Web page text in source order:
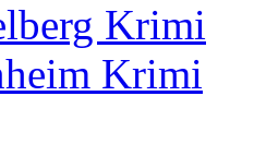
Krimi
Krimi